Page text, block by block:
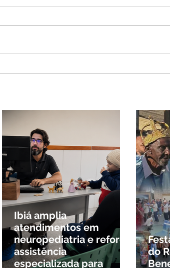
mensagem divina, mas
Ibiá amplia
atendimentos em
neuropediatria e reforça
assistência
especializada para
do